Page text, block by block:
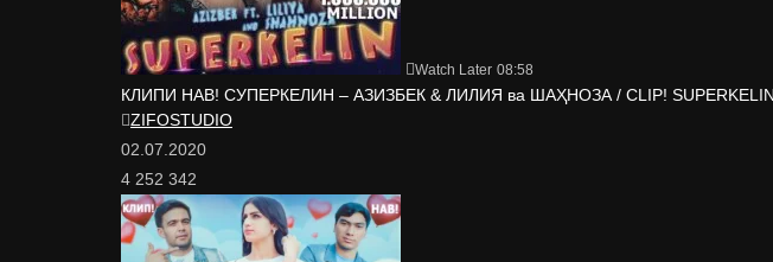
Watch Later 08:58
КЛИПИ НАВ! СУПЕРКЕЛИН – АЗИЗБЕК & ЛИЛИЯ ва ШАҲНОЗА / CLIP! SUPERKELIN
ZIFOSTUDIO
02.07.2020
4 252 342